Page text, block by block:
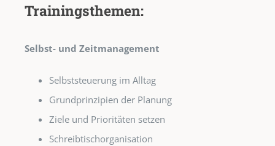
Trainingsthemen:
Selbst- und Zeitmanagement
Selbststeuerung im Alltag
Grundprinzipien der Planung
Ziele und Prioritäten setzen
Schreibtischorganisation